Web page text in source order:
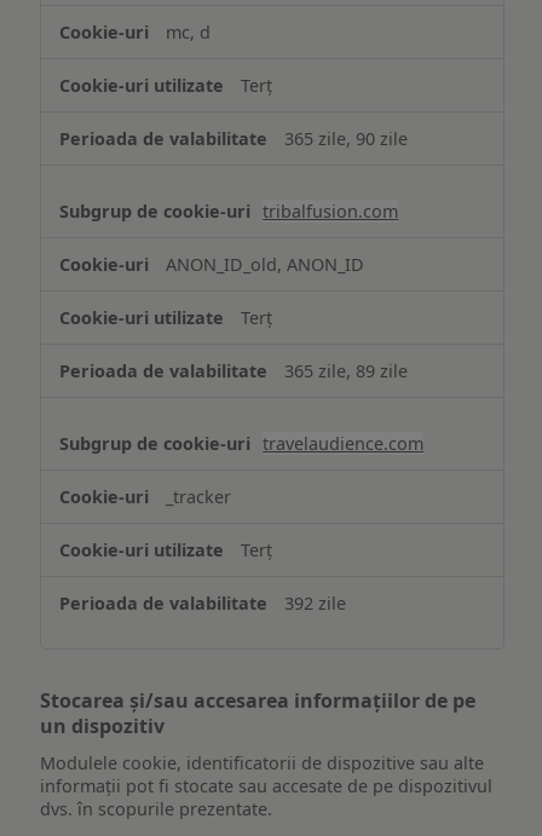
mc, d
Terț
365 zile, 90 zile
tribalfusion.com
ANON_ID_old, ANON_ID
Terț
365 zile, 89 zile
travelaudience.com
_tracker
Terț
392 zile
Stocarea și/sau accesarea informațiilor de pe
un dispozitiv
Modulele cookie, identificatorii de dispozitive sau alte
informații pot fi stocate sau accesate de pe dispozitivul
dvs. în scopurile prezentate.